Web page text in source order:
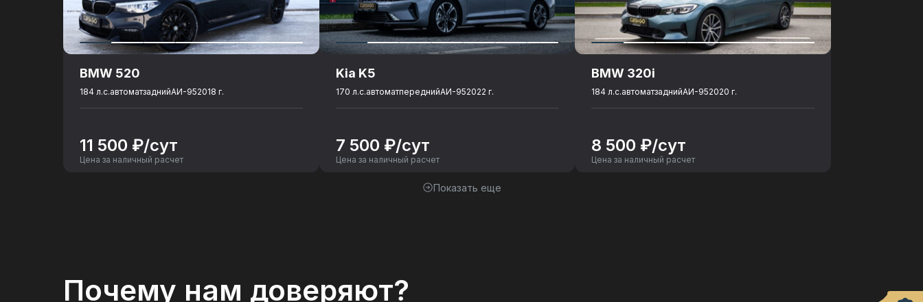
Объем топливного бака
: 70
Разгон до 100 км./ч., сек.: 0
Количество посадочных мест: 5
BMW 520
184 л.с.автоматзаднийАИ-952018 г.
11 500 ₽/сут
Цена за наличный расчет
Kia K5
170 л.с.автоматпереднийАИ-952022 г.
7 500 ₽/сут
Цена за наличный расчет
BMW 320i
184 л.с.автоматзаднийАИ-952020 г.
8 500 ₽/сут
Цена за наличный расчет
Показать еще
Почему нам доверяют?